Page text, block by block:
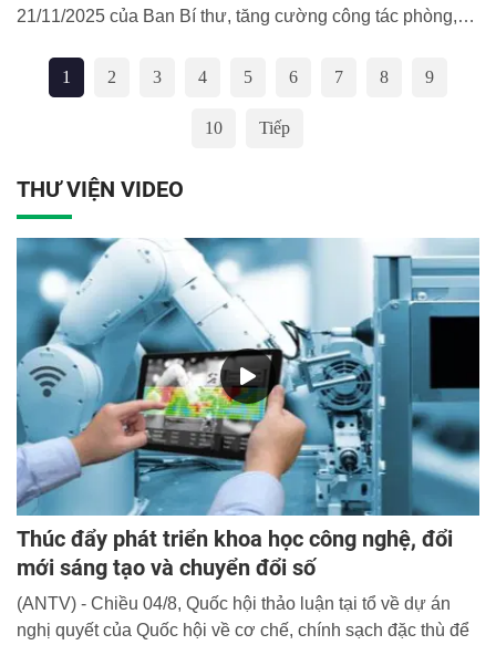
21/11/2025 của Ban Bí thư, tăng cường công tác phòng,
1
2 3 4 5 6 7 8 9
10 Tiếp
THƯ VIỆN VIDEO
Thúc đẩy phát triển khoa học công nghệ, đổi
mới sáng tạo và chuyển đổi số
(ANTV) - Chiều 04/8, Quốc hội thảo luận tại tổ về dự án
nghị quyết của Quốc hội về cơ chế, chính sạch đặc thù để